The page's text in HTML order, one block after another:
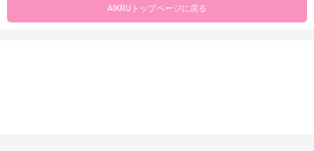
AIKRUトップページに戻る